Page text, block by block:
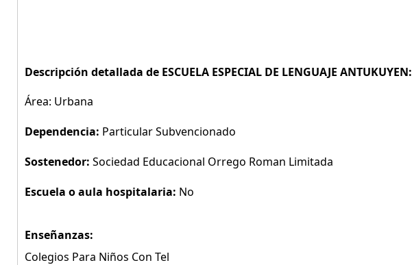
Descripción detallada de ESCUELA ESPECIAL DE LENGUAJE ANTUKUYEN:
Área: Urbana
Dependencia: Particular Subvencionado
Sostenedor: Sociedad Educacional Orrego Roman Limitada
Escuela o aula hospitalaria: No
Enseñanzas:
Colegios Para Niños Con Tel